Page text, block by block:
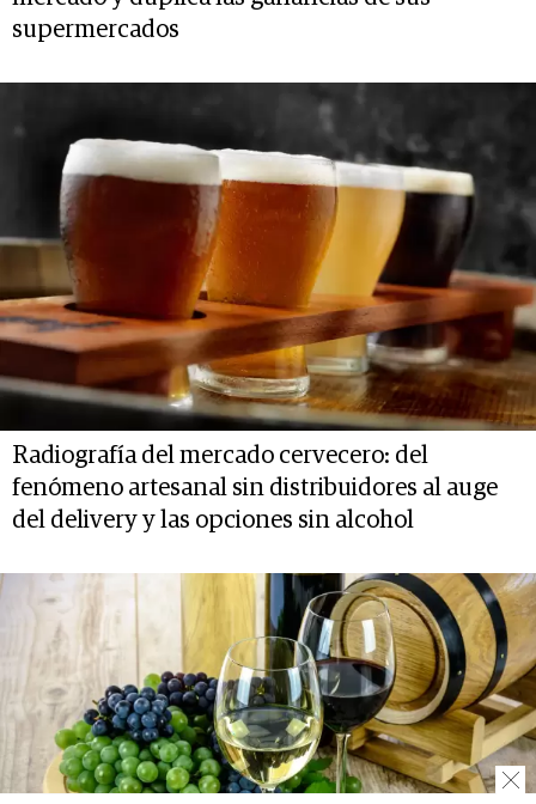
supermercados
Radiografía del mercado cervecero: del
fenómeno artesanal sin distribuidores al auge
del delivery y las opciones sin alcohol